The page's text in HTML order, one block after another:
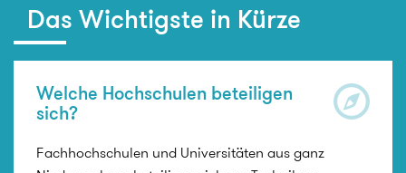
Das Wichtigste in Kürze
Welche Hochschulen beteiligen
sich?
Fachhochschulen und Universitäten aus ganz